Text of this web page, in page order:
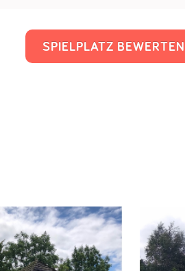
SPIELPLATZ BEWERTEN